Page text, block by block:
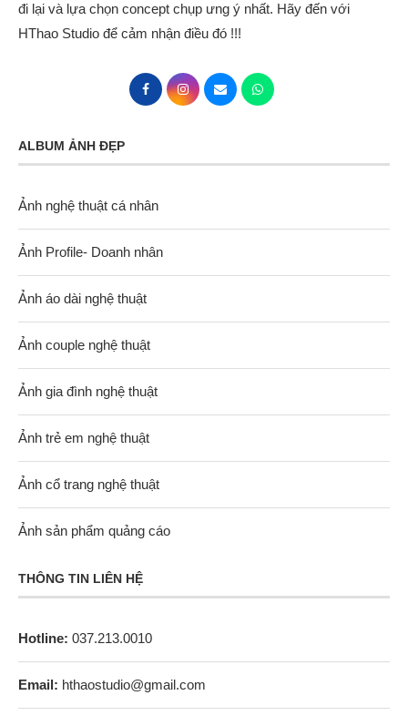
đi lại và lựa chọn concept chụp ưng ý nhất. Hãy đến với
HThao Studio để cảm nhận điều đó !!!
ALBUM ẢNH ĐẸP
Ảnh nghệ thuật cá nhân
Ảnh Profile- Doanh nhân
Ảnh áo dài nghệ thuật
Ảnh couple nghệ thuật
Ảnh gia đình nghệ thuật
Ảnh trẻ em nghệ thuật
Ảnh cổ trang nghệ thuật
Ảnh sản phẩm quảng cáo
THÔNG TIN LIÊN HỆ
Hotline: 037.213.0010
Email: hthaostudio@gmail.com